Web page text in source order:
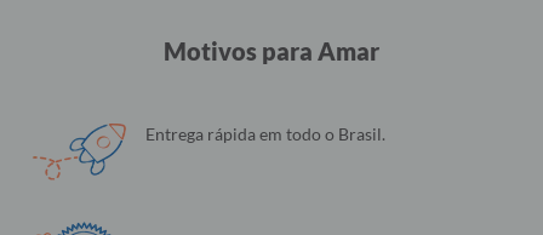
Motivos para Amar
Entrega rápida em todo o Brasil.